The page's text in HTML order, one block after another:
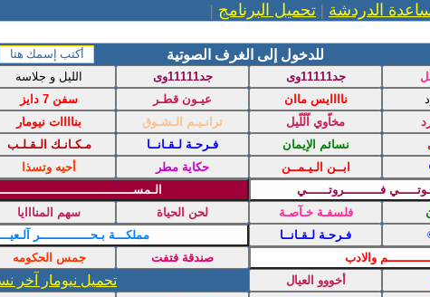
الدردشة | تحميل البرنامج |
للدخول إلى الغرف الصوتية
تحميل نيومار آخر